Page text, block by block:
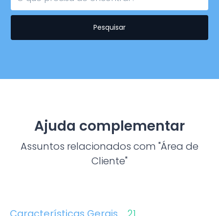
Pesquisar
Ajuda complementar
Assuntos relacionados com "Área de
Cliente"